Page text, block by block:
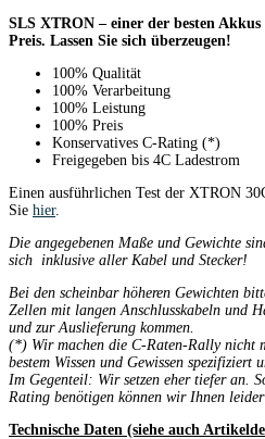
SLS XTRON – einer der besten
Preis. Lassen Sie sich überzeugen!
100% Qualität
100% Verarbeitung
100% Leistung
100% Preis
Konservatives C-Rating (*)
Freigegeben bis 4C Ladestrom
Einen ausführlichen Test der XTRON
Sie hier.
Die angegebenen Maße und Gewichte
sich inklusive aller Kabel und Stecker!
Bei den scheinbar höheren Gewichten
Zellen mit langen Anschlusskabeln und
und zur Auslieferung kommen.
(*) Wir machen die C-Raten-Rally nicht
bestem Wissen und Gewissen spezifiziert
Im Gegenteil: Wir setzen eher tiefer an.
Rating benötigen können wir Ihnen
Technische Daten (siehe auch